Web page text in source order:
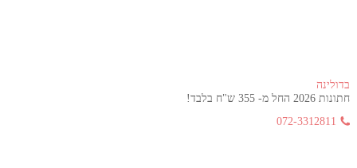
בדולינה
חתונות 2026 החל מ- 355 ש"ח בלבד!
072-3312811